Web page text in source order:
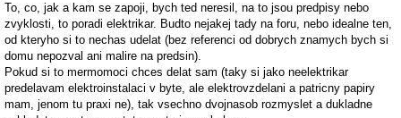
To, co, jak a kam se zapoji, bych ted neresil, na to jsou predpisy nebo
zvyklosti, to poradi elektrikar. Budto nejakej tady na foru, nebo idealne ten,
od kteryho si to nechas udelat (bez referenci od dobrych znamych bych si
domu nepozval ani malire na predsin).
Pokud si to mermomoci chces delat sam (taky si jako neelektrikar
predelavam elektroinstalaci v byte, ale elektrovzdelani a patricny papiry
mam, jenom tu praxi ne), tak vsechno dvojnasob rozmyslet a dukladne